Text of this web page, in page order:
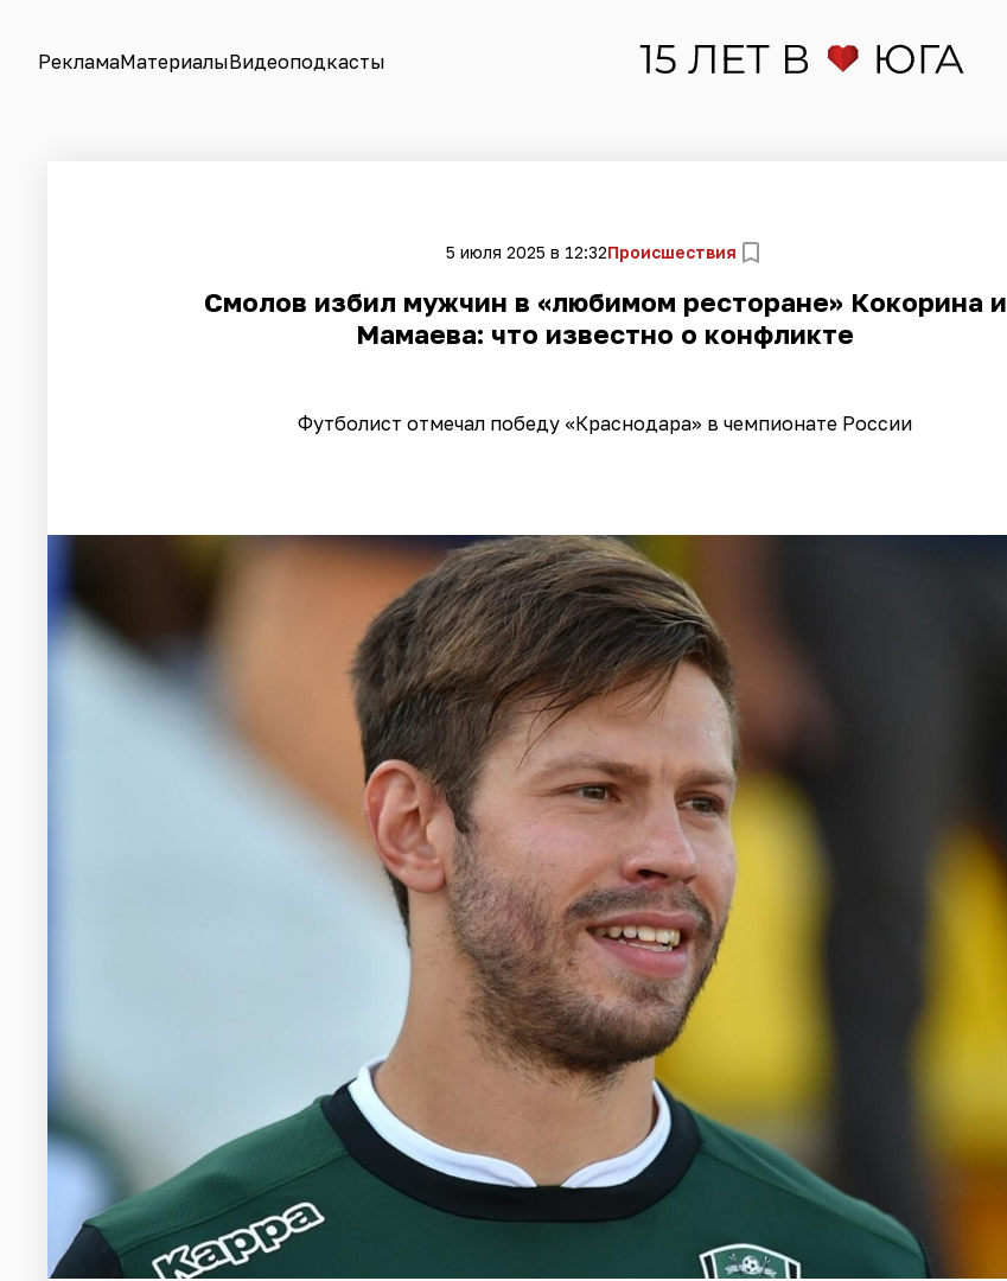
РекламаМатериалыВидеоподкасты
5 июля 2025 в 12:32Происшествия
Смолов избил мужчин в «любимом ресторане» Кокорина и
Мамаева: что известно о конфликте
Футболист отмечал победу «Краснодара» в чемпионате России